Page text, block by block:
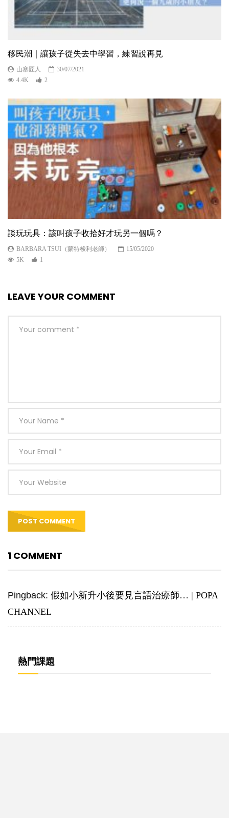
移民潮｜讓孩子從失去中學習，練習說再見
山寨匠人
30/07/2021
4.4K
2
談玩玩具：該叫孩子收拾好才玩另一個嗎？
BARBARA TSUI（蒙特梭利老師）
15/05/2020
5K
1
LEAVE YOUR COMMENT
1 COMMENT
Pingback: 假如小新升小後要見言語治療師… | POPA
CHANNEL
熱門課題